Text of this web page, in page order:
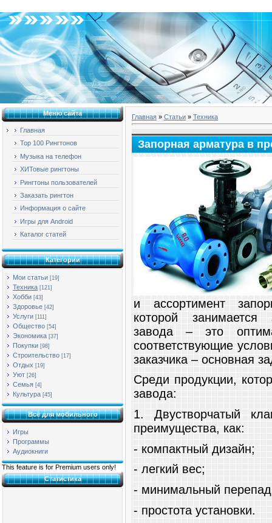
Меню сайта
Главная
Top 100 Рингтонов
Музыка на телефон
ХИТовые рингтоны
Рингтоны пользователей
Заказать рингтон
Информация о сайте
Игры для Android
Каталог статей
Категории
Мои статьи [19]
Техника [121]
Хобби [43]
Здоровье [42]
Услуги [111]
Общество [54]
Экономика [37]
Покупки [98]
Строительство [17]
Отдых [19]
Уют [26]
Семья [4]
Культура [45]
Всё для мобильного
Игры
Программы
Аудиокниги
This feature is for Premium users only!
Статистика
Главная » Статьи » Техника
Запорная арматура в
и ассортимент
которой
завода – это
соответствующие
заказчика – основная
Среди продукции,
завода:
1. Двустворчатый
преимущества, как:
- компактный дизайн;
- легкий вес;
- минимальный
- простота установки.